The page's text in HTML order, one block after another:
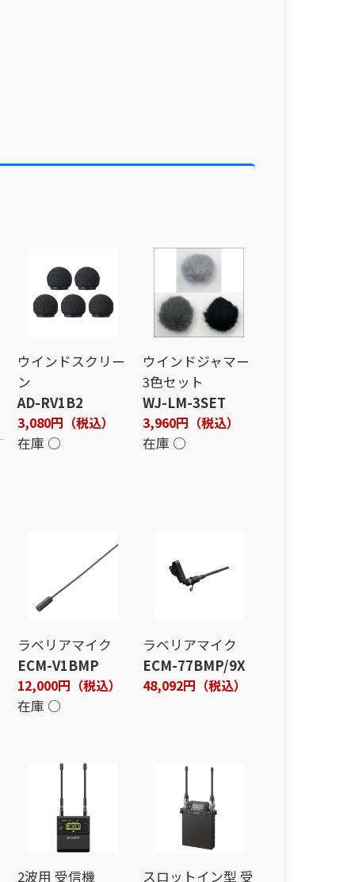
ウインドスクリー
ン
AD-RV1B2
3,080円（税込）
在庫 ○
ウインドジャマー
3色セット
WJ-LM-3SET
3,960円（税込）
在庫 ○
ラベリアマイク
ECM-V1BMP
12,000円（税込）
在庫 ○
ラベリアマイク
ECM-77BMP/9X
48,092円（税込）
2波用 受信機 スロットイン型 受